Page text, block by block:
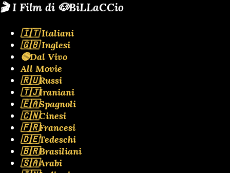
🎬 I Film di 🐶BiLLaCCio
🇮🇹 Italiani
🇬🇧 Inglesi
🔴Dal Vivo
All Movie
🇷🇺Russi
🇹🇯Iraniani
🇪🇦Spagnoli
🇨🇳Cinesi
🇫🇷Francesi
🇩🇪Tedeschi
🇧🇷Brasiliani
🇸🇦Arabi